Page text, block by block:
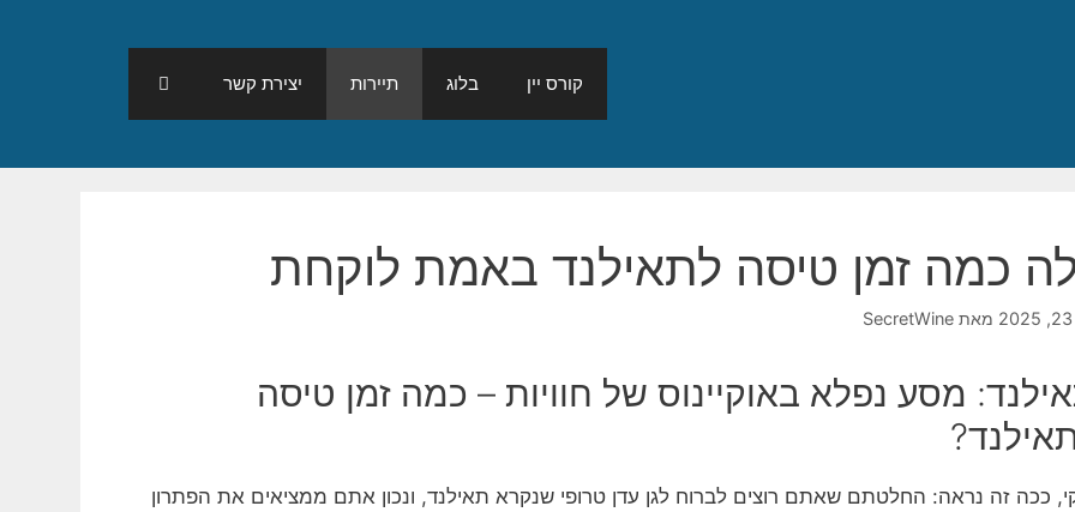
קורס יין בלוג תיירות יצירת קשר
כמה זמן טיסה לתאילנד באמת לוקחת
מאתSecretWine
מסע נפלא באוקיינוס של חוויות – כמה זמן טיסה
ככה זה נראה: החלטתם שאתם רוצים לברוח לגן עדן טרופי שנקרא תאילנד, ונכון אתם ממציאים את הפתרון